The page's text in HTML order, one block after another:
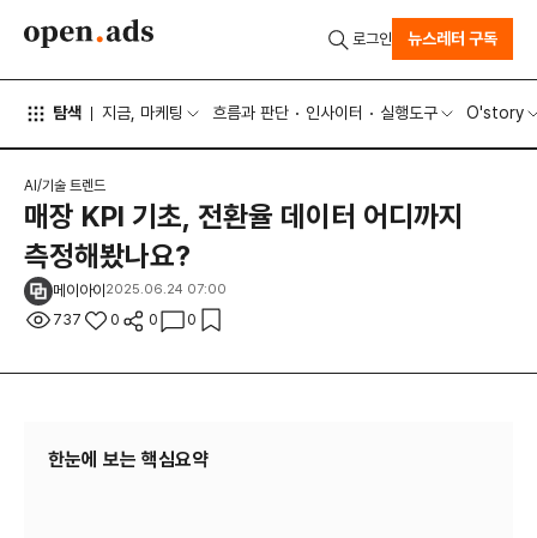
탐색 지금, 마케팅 흐름과 판단 인사이터 실행도구 O'story
로그인 뉴스레터 구독
AI/기술 트렌드
매장 KPI 기초, 전환율 데이터 어디까지
측정해봤나요?
메이아이 2025.06.24 07:00
737 0 0 0
한눈에 보는 핵심요약